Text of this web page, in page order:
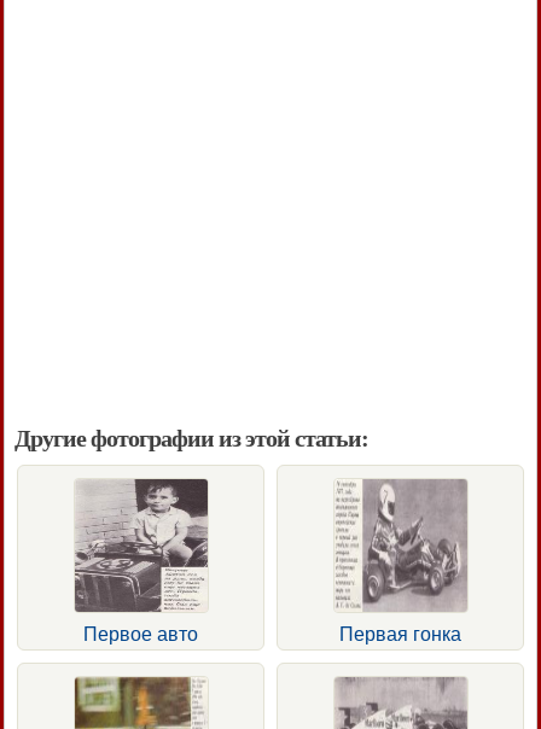
Другие фотографии из этой статьи:
Первое авто Первая гонка